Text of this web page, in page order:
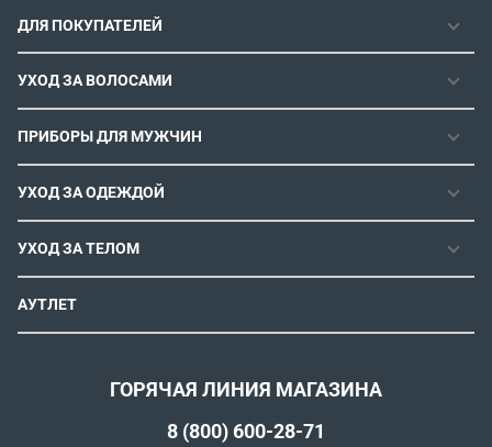
ДЛЯ ПОКУПАТЕЛЕЙ
ГАРАНТИЯ
РЕМОНТОПРИГОДНОСТЬ
ИНСТРУКЦИИ И FAQ
КОНТАКТЫ И РЕКВИЗИТЫ
СПОСОБЫ ОПЛАТЫ
УСЛОВИЯ ДОСТАВКИ
ОБМЕН И ВОЗВРАТ
РЕКОМЕНДАТЕЛЬНЫЕ ТЕХНОЛОГИИ
УХОД ЗА ВОЛОСАМИ
ФЕНЫ
ФЕН-ЩЕТКИ
СТАЙЛЕРЫ
ВОССТАНОВЛЕНИЕ ВОЛОС
ULTIMATE EXPERIENCE
ROWENTA X KARL LAGERFELD
ПРИБОРЫ ДЛЯ МУЖЧИН
МАШИНКИ ДЛЯ СТРИЖКИ
ТРИММЕРЫ
УХОД ЗА ОДЕЖДОЙ
ПАРОГЕНЕРАТОРЫ
УТЮГИ
УХОД ЗА ТЕЛОМ
ЭПИЛЯТОРЫ
АУТЛЕТ
ГОРЯЧАЯ ЛИНИЯ МАГАЗИНА
8 (800) 600-28-71